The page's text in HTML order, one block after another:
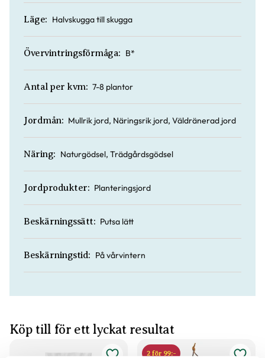
Läge: Halvskugga till skugga
Övervintringsförmåga: B*
Antal per kvm: 7-8 plantor
Jordmån: Mullrik jord, Näringsrik jord, Väldränerad jord
Näring: Naturgödsel, Trädgårdsgödsel
Jordprodukter: Planteringsjord
Beskärningssätt: Putsa lätt
Beskärningstid: På vårvintern
Köp till för ett lyckat resultat
2 för 99:-